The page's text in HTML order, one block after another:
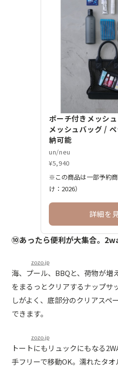
ポーチ付きメッシ
メッシュバッグ /
納可能
un/neu
¥5,940
※この商品は一部予約
け：2026）
詳細を
⑩あったら便利が大集合。
zozo.jp
海、プール、BBQと、荷物が増
をまるっとクリアするナップサ
しがよく、底部分のクリアスペ
できます。
zozo.jp
トートにもリュックにもなる
手フリーで移動OK。濡れたタ